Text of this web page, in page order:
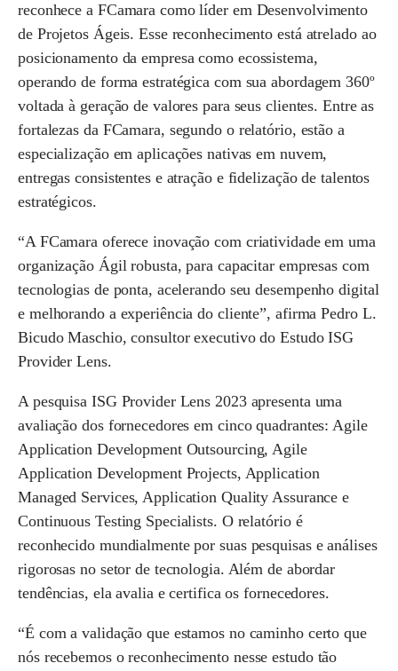
reconhece a FCamara como líder em Desenvolvimento
de Projetos Ágeis. Esse reconhecimento está atrelado ao
posicionamento da empresa como ecossistema,
operando de forma estratégica com sua abordagem 360º
voltada à geração de valores para seus clientes. Entre as
fortalezas da FCamara, segundo o relatório, estão a
especialização em aplicações nativas em nuvem,
entregas consistentes e atração e fidelização de talentos
estratégicos.
“A FCamara oferece inovação com criatividade em uma
organização Ágil robusta, para capacitar empresas com
tecnologias de ponta, acelerando seu desempenho digital
e melhorando a experiência do cliente”, afirma Pedro L.
Bicudo Maschio, consultor executivo do Estudo ISG
Provider Lens.
A pesquisa ISG Provider Lens 2023 apresenta uma
avaliação dos fornecedores em cinco quadrantes: Agile
Application Development Outsourcing, Agile
Application Development Projects, Application
Managed Services, Application Quality Assurance e
Continuous Testing Specialists. O relatório é
reconhecido mundialmente por suas pesquisas e análises
rigorosas no setor de tecnologia. Além de abordar
tendências, ela avalia e certifica os fornecedores.
“É com a validação que estamos no caminho certo que
nós recebemos o reconhecimento nesse estudo tão